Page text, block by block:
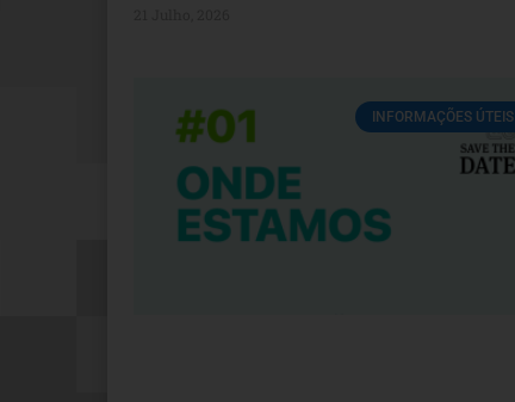
INFORMAÇÕES ÚTEIS